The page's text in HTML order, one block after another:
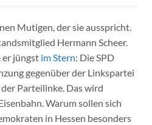
Mutigen, der sie ausspricht.
Hermann Scheer.
jüngst im Stern: Die SPD
gegenüber der Linkspartei
Parteilinke. Das wird
Warum sollen sich
in Hessen besonders